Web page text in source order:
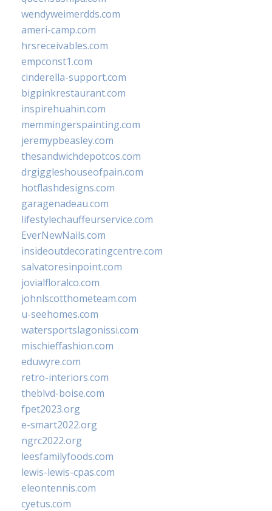
wendyweimerdds.com
ameri-camp.com
hrsreceivables.com
empconst1.com
cinderella-support.com
bigpinkrestaurant.com
inspirehuahin.com
memmingerspainting.com
jeremypbeasley.com
thesandwichdepotcos.com
drgiggleshouseofpain.com
hotflashdesigns.com
garagenadeau.com
lifestylechauffeurservice.com
EverNewNails.com
insideoutdecoratingcentre.com
salvatoresinpoint.com
jovialfloralco.com
johnlscotthometeam.com
u-seehomes.com
watersportslagonissi.com
mischieffashion.com
eduwyre.com
retro-interiors.com
theblvd-boise.com
fpet2023.org
e-smart2022.org
ngrc2022.org
leesfamilyfoods.com
lewis-lewis-cpas.com
eleontennis.com
cyetus.com